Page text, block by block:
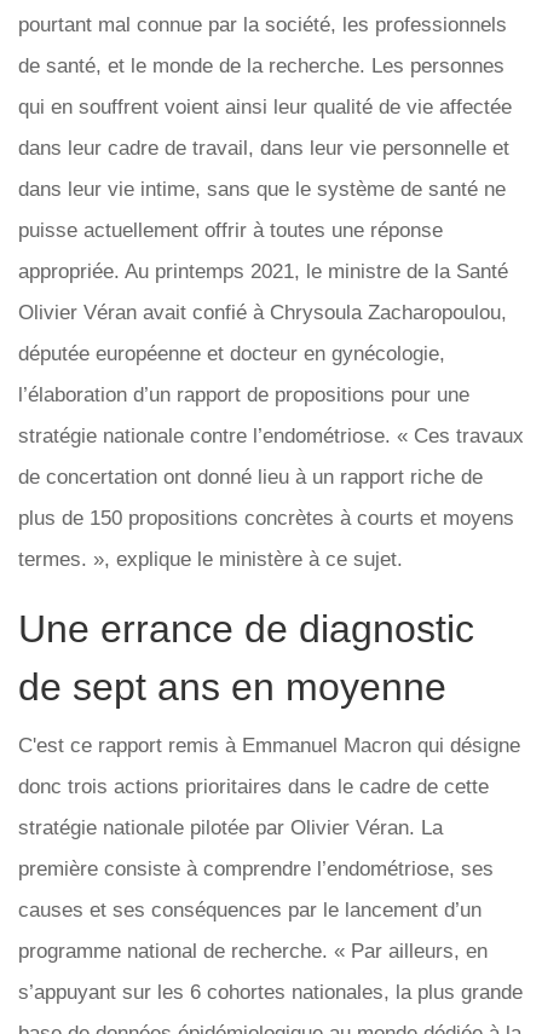
pourtant mal connue par la société, les professionnels
de santé, et le monde de la recherche. Les personnes
qui en souffrent voient ainsi leur qualité de vie affectée
dans leur cadre de travail, dans leur vie personnelle et
dans leur vie intime, sans que le système de santé ne
puisse actuellement offrir à toutes une réponse
appropriée. Au printemps 2021, le ministre de la Santé
Olivier Véran avait confié à Chrysoula Zacharopoulou,
députée européenne et docteur en gynécologie,
l’élaboration d’un rapport de propositions pour une
stratégie nationale contre l’endométriose. « Ces travaux
de concertation ont donné lieu à un rapport riche de
plus de 150 propositions concrètes à courts et moyens
termes. », explique le ministère à ce sujet.
Une errance de diagnostic
de sept ans en moyenne
C'est ce rapport remis à Emmanuel Macron qui désigne
donc trois actions prioritaires dans le cadre de cette
stratégie nationale pilotée par Olivier Véran. La
première consiste à comprendre l’endométriose, ses
causes et ses conséquences par le lancement d’un
programme national de recherche. « Par ailleurs, en
s’appuyant sur les 6 cohortes nationales, la plus grande